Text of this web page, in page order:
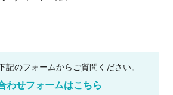
記のフォームからご質問ください。
わせフォームはこちら